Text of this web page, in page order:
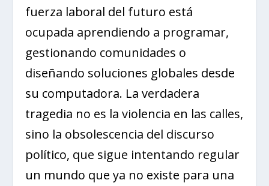
fuerza laboral del futuro está
ocupada aprendiendo a programar,
gestionando comunidades o
diseñando soluciones globales desde
su computadora. La verdadera
tragedia no es la violencia en las calles,
sino la obsolescencia del discurso
político, que sigue intentando regular
un mundo que ya no existe para una